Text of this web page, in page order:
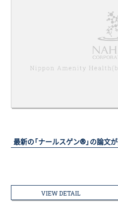
最新の「ナールスゲン®」の論文
VIEW DETAIL